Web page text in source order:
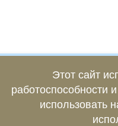
Этот сайт
работоспособности
использовать